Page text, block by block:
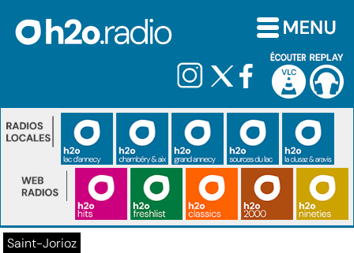
Saint-Jorioz